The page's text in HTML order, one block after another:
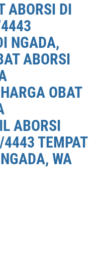
ABORSI DI
NGADA,
ABORSI
OBAT
ABORSI
TEMPAT
WA